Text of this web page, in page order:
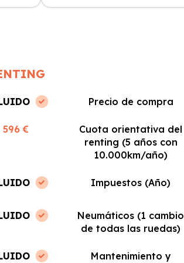
positiva. Fácil y rápido, ¡los
Precio de compra
596 €
Cuota orientativa del
renting (5 años con
10.000km/año)
Impuestos (Año)
Neumáticos (1 cambio
de todas las ruedas)
Mantenimiento y